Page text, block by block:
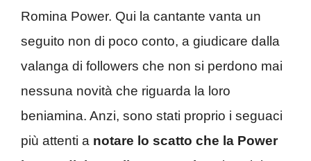
Romina Power. Qui la cantante vanta un
seguito non di poco conto, a giudicare dalla
valanga di followers che non si perdono mai
nessuna novità che riguarda la loro
beniamina. Anzi, sono stati proprio i seguaci
più attenti a notare lo scatto che la Power